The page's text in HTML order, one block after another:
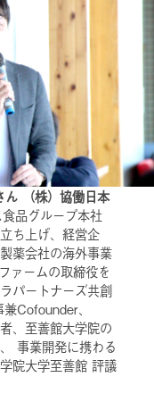
（株）協働日本
品グループ本社
ち上げ、経営企
薬会社の海外事業
ァームの取締役を
パートナーズ共創
Cofounder、
、至善館大学院の
事業開発に携わる
院大学至善館 評議